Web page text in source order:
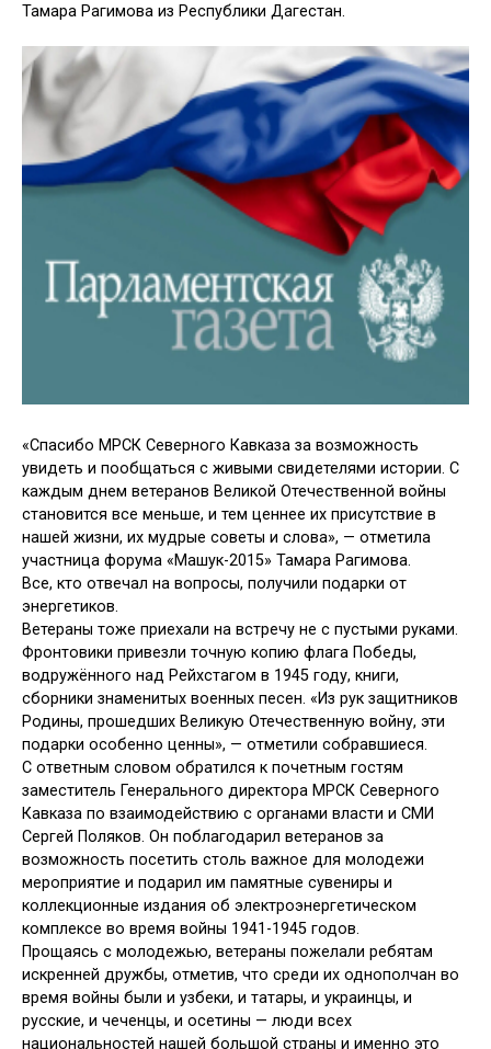
Тамара Рагимова из Республики Дагестан.
«Спасибо МРСК Северного Кавказа за возможность
увидеть и пообщаться с живыми свидетелями истории. С
каждым днем ветеранов Великой Отечественной войны
становится все меньше, и тем ценнее их присутствие в
нашей жизни, их мудрые советы и слова», — отметила
участница форума «Машук-2015» Тамара Рагимова.
Все, кто отвечал на вопросы, получили подарки от
энергетиков.
Ветераны тоже приехали на встречу не с пустыми руками.
Фронтовики привезли точную копию флага Победы,
водружённого над Рейхстагом в 1945 году, книги,
сборники знаменитых военных песен. «Из рук защитников
Родины, прошедших Великую Отечественную войну, эти
подарки особенно ценны», — отметили собравшиеся.
С ответным словом обратился к почетным гостям
заместитель Генерального директора МРСК Северного
Кавказа по взаимодействию с органами власти и СМИ
Сергей Поляков. Он поблагодарил ветеранов за
возможность посетить столь важное для молодежи
мероприятие и подарил им памятные сувениры и
коллекционные издания об электроэнергетическом
комплексе во время войны 1941-1945 годов.
Прощаясь с молодежью, ветераны пожелали ребятам
искренней дружбы, отметив, что среди их однополчан во
время войны были и узбеки, и татары, и украинцы, и
русские, и чеченцы, и осетины — люди всех
национальностей нашей большой страны и именно это